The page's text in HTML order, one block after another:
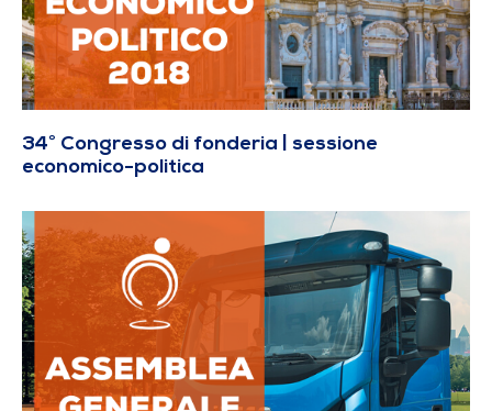
34° Congresso di fonderia | sessione
economico-politica